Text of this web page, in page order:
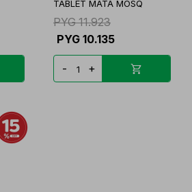
TABLET MATA MOSQ
PYG 11.923
PYG 10.135
- +